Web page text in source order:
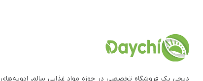
دیچی یک فروشگاه تخصصی در حوزه مواد غذایی سالم،